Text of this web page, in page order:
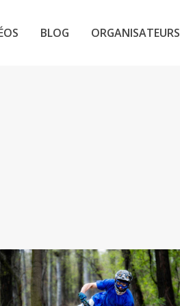
BLOG ORGANISATEURS